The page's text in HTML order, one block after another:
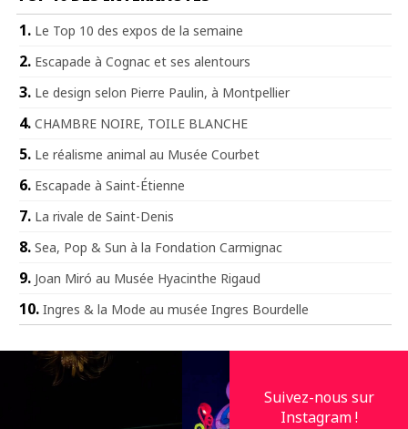
Le Top 10 des expos de la semaine
Escapade à Cognac et ses alentours
Le design selon Pierre Paulin, à Montpellier
CHAMBRE NOIRE, TOILE BLANCHE
Le réalisme animal au Musée Courbet
Escapade à Saint-Étienne
La rivale de Saint-Denis
Sea, Pop & Sun à la Fondation Carmignac
Joan Miró au Musée Hyacinthe Rigaud
Ingres & la Mode au musée Ingres Bourdelle
Suivez-nous sur
Instagram !